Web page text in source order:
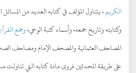
الكريم، يتناول المؤلف في كتابه العديد من
وكتابته وتاريخ جمعه، وأسماء كتبة الوحي،وجمع
المصاحف العثمانية والمصحف الإمام ومصاحف
على طريقة المحدثين فروى مادة كتابه التي تناولت